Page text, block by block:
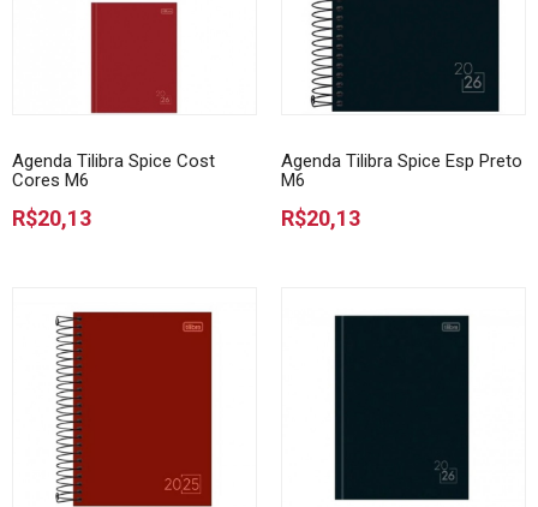
Agenda Tilibra Spice Cost
Cores M6
R$20,13
Agenda Tilibra Spice Esp Preto
M6
R$20,13